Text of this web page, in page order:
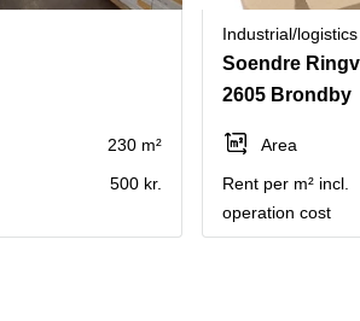
230 m²
500 kr.
Industrial/logistics
2605 Brondby
Area
Rent per m² incl.
operation cost